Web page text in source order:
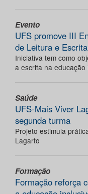
Evento
UFS promove III
de Leitura e
Iniciativa tem como
a escrita na educação
Saúde
UFS-Mais Viver
segunda turma
Projeto estimula
Lagarto
Formação
Formação reforça